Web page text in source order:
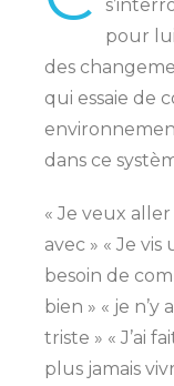
pour
des
qui essaie de
dans ce
« Je veux
avec » « Je
besoin de
bien » « je n’y
triste » « J’ai
plus jamais